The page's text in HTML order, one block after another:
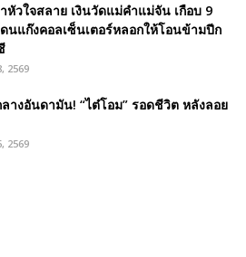
วใจสลาย เงินวัดแม่คำแม่จัน เกือบ 9
นแก๊งคอลเซ็นเตอร์หลอกให้โอนข้ามปีก
2569
างอันดามัน! “ไต๋โอม” รอดชีวิต หลังลอย
2569